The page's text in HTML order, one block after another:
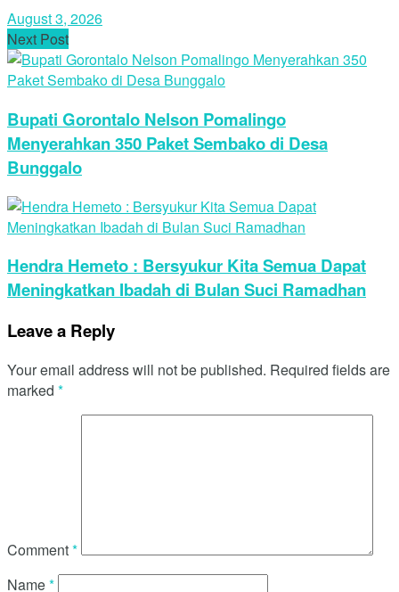
August 3, 2026
Next Post
Bupati Gorontalo Nelson Pomalingo
Menyerahkan 350 Paket Sembako di Desa
Bunggalo
Hendra Hemeto : Bersyukur Kita Semua Dapat
Meningkatkan Ibadah di Bulan Suci Ramadhan
Leave a Reply
Your email address will not be published. Required fields are
marked *
Comment*
Name*